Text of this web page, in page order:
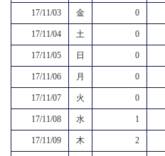
17/11/03 金 0
17/11/04 土 0
17/11/05 日 0
17/11/06 月 0
17/11/07 火 0
17/11/08 水 1
17/11/09 木 2